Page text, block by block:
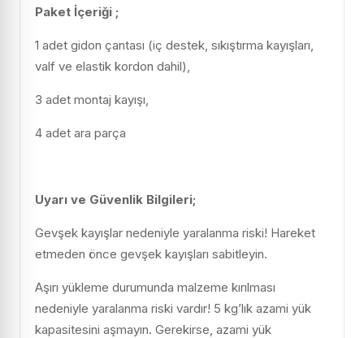
Paket İçeriği ;
1 adet gidon çantası (iç destek, sıkıştırma kayışları,
valf ve elastik kordon dahil),
3 adet montaj kayışı,
4 adet ara parça
Uyarı ve Güvenlik Bilgileri;
Gevşek kayışlar nedeniyle yaralanma riski! Hareket
etmeden önce gevşek kayışları sabitleyin.
Aşırı yükleme durumunda malzeme kırılması
nedeniyle yaralanma riski vardır! 5 kg’lık azami yük
kapasitesini aşmayın. Gerekirse, azami yük